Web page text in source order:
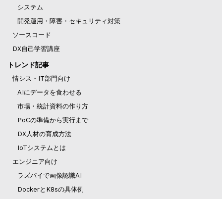
システム
開発運用・障害・セキュリティ対策
ソースコード
DX自己学習講座
トレンド記事
情シス・IT部門向け
AIにデータを食わせる
市場・統計資料の作り方
PoCの準備から実行まで
DX人材の育成方法
IoTシステムとは
エンジニア向け
ラズパイで画像認識AI
DockerとK8sの具体例